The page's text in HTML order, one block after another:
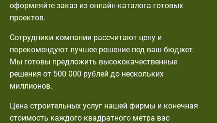
оформляйте заказ из онлайн-каталога готовых
проектов.
Сотрудники компании рассчитают цену и
порекомендуют лучшее решение под ваш бюджет.
Мы готовы предложить высококачественные
решения от 500 000 рублей до нескольких
миллионов.
Цена строительных услуг нашей фирмы и конечная
стоимость каждого квадратного метра вас